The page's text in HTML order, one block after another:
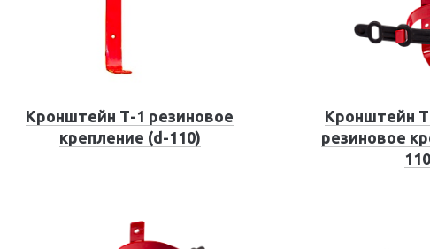
Кронштейн Т-1 резиновое
крепление (d-110)
Кронштейн
резиновое